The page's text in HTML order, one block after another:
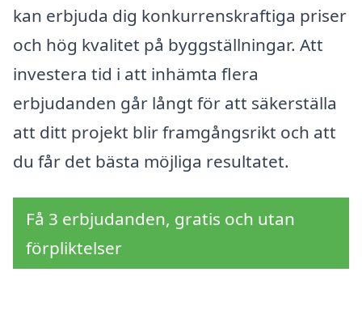
kan erbjuda dig konkurrenskraftiga priser
och hög kvalitet på byggställningar. Att
investera tid i att inhämta flera
erbjudanden går långt för att säkerställa
att ditt projekt blir framgångsrikt och att
du får det bästa möjliga resultatet.
Få 3 erbjudanden, gratis och utan
förpliktelser